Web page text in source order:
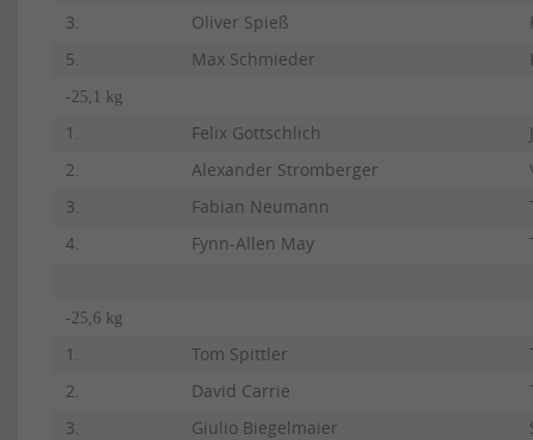
3.
Oliver Spieß
5.
Max Schmieder
-25,1 kg
1. Felix Gottschlich
2.
Alexander Stromberger
3.
Fabian Neumann
4.
Fynn-Allen May
-25,6 kg
1. Tom Spittler
2.
David Carrie
3.
Giulio Biegelmaier